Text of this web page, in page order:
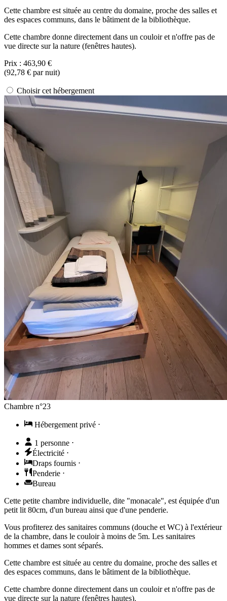
Cette chambre est située au centre du domaine, proche des salles et
des espaces communs, dans le bâtiment de la bibliothèque.
Cette chambre donne directement dans un couloir et n'offre pas de
vue directe sur la nature (fenêtres hautes).
Prix : 463,90 €
(92,78 € par nuit)
Choisir cet hébergement
Chambre n°23
Hébergement privé ⋅
1 personne ⋅
Électricité ⋅
Draps fournis ⋅
Penderie ⋅
Bureau
Cette petite chambre individuelle, dite "monacale", est équipée d'un
petit lit 80cm, d'un bureau ainsi que d'une penderie.
Vous profiterez des sanitaires communs (douche et WC) à l'extérieur
de la chambre, dans le couloir à moins de 5m. Les sanitaires
hommes et dames sont séparés.
Cette chambre est située au centre du domaine, proche des salles et
des espaces communs, dans le bâtiment de la bibliothèque.
Cette chambre donne directement dans un couloir et n'offre pas de
vue directe sur la nature (fenêtres hautes).